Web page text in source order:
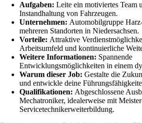
Aufgaben: Leite ein motiviertes Team
Instandhaltung von Fahrzeugen.
Unternehmen: Automobilgruppe
mehreren Standorten in Niedersachsen.
Vorteile: Attraktive
Arbeitsumfeld und kontinuierliche
Weitere Informationen: Spannende
Entwicklungsmöglichkeiten in einem
Warum dieser Job: Gestalte die
und entwickle deine
Qualifikationen: Abgeschlossene
Mechatroniker, idealerweise mit
Servicetechnikerweiterbildung.